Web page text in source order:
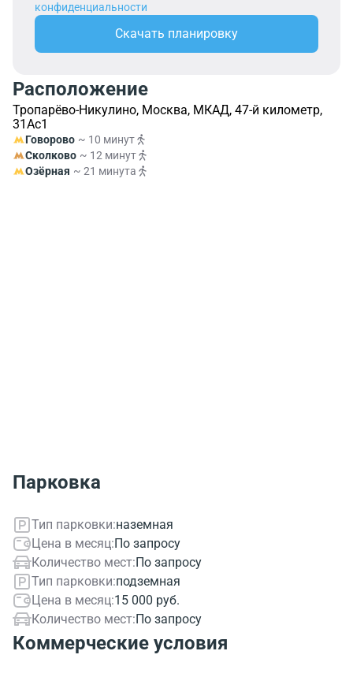
конфиденциальности
Скачать планировку
Расположение
Тропарёво-Никулино, Москва, МКАД, 47-й километр,
31Ас1
Говорово ~ 10 минут
Сколково ~ 12 минут
Озёрная ~ 21 минута
Парковка
Тип парковки:наземная
Цена в месяц:По запросу
Количество мест:По запросу
Тип парковки:подземная
Цена в месяц:15 000 руб.
Количество мест:По запросу
Коммерческие условия